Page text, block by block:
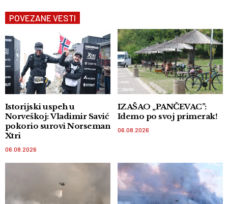
POVEZANE VESTI
Istorijski uspeh u
Norveškoj: Vladimir Savić
pokorio surovi Norseman
Xtri
06.08.2026
IZAŠAO „PANČEVAC”:
Idemo po svoj primerak!
06.08.2026